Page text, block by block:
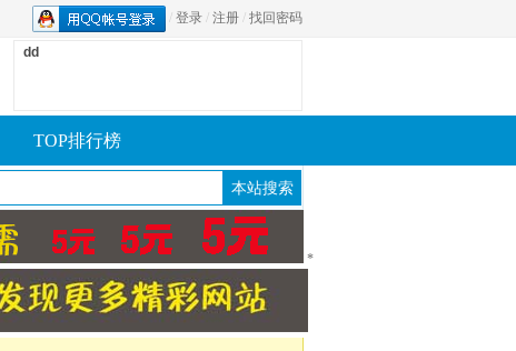
/ 登录 / 注册 / 找回密码
dd
TOP排行榜
*